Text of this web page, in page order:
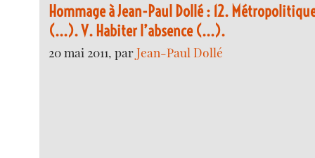
Hommage à Jean-Paul Dollé : 12.
(...). V. Habiter l’absence (...).
20 mai 2011, parJean-Paul Dollé